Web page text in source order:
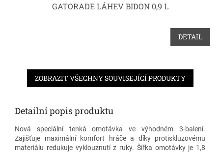
GATORADE LÁHEV BIDON 0,9 L
DETAIL
ZOBRAZIT VŠECHNY SOUVISEJÍCÍ PRODUKTY
Detailní popis produktu
Nová speciální tenká omotávka ve výhodném 3-balení.
Zajišťuje maximální komfort hráče a díky protiskluzovému
materiálu redukuje vyklouznutí z ruky. Šířka omotávky je 1,8